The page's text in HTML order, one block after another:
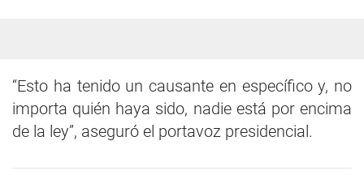
“Esto ha tenido un causante en específico y, no
importa quién haya sido, nadie está por encima
de la ley”, aseguró el portavoz presidencial.